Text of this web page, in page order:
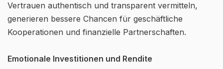
Vertrauen authentisch und transparent vermitteln,
generieren bessere Chancen für geschäftliche
Kooperationen und finanzielle Partnerschaften.
Emotionale Investitionen und Rendite